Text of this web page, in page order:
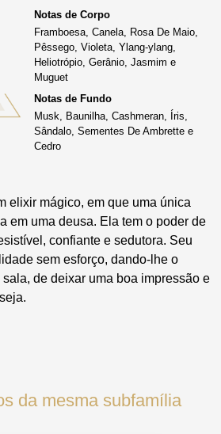
elixir mágico, em que uma única
em uma deusa. Ela tem o poder de
confiante e sedutora. Seu
sem esforço, dando-lhe o
de deixar uma boa impressão e
Notas de Corpo
Framboesa, Canela, Rosa De Maio,
Pêssego, Violeta, Ylang-ylang,
Heliotrópio, Gerânio, Jasmim e
Muguet
Notas de Fundo
Musk, Baunilha, Cashmeran, Íris,
Sândalo, Sementes De Ambrette e
Cedro
da mesma subfamília